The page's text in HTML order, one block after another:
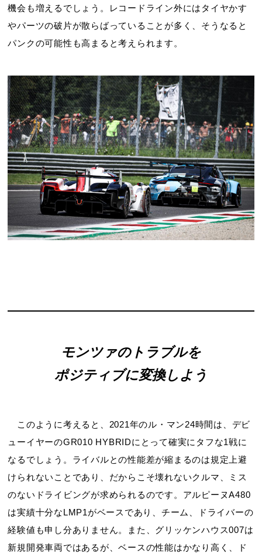
機会も増えるでしょう。レコードライン外にはタイヤかす
やパーツの破片が散らばっていることが多く、そうなると
パンクの可能性も高まると考えられます。
モンツァのトラブルを
ポジティブに変換しよう
このように考えると、2021年のル・マン24時間は、デビ
ューイヤーのGR010 HYBRIDにとって確実にタフな1戦に
なるでしょう。ライバルとの性能差が縮まるのは規定上避
けられないことであり、だからこそ壊れないクルマ、ミス
のないドライビングが求められるのです。アルピーヌA480
は実績十分なLMP1がベースであり、チーム、ドライバーの
経験値も申し分ありません。また、グリッケンハウス007は
新規開発車両ではあるが、ベースの性能はかなり高く、ド